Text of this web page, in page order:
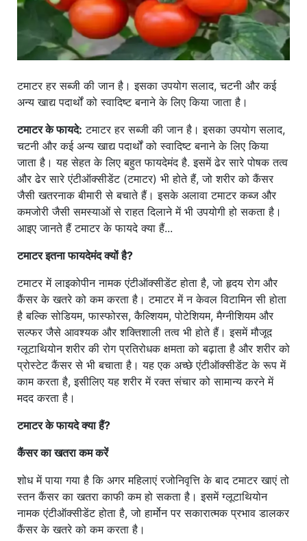
टमाटर हर सब्जी की जान है। इसका उपयोग सलाद, चटनी और कई
अन्य खाद्य पदार्थों को स्वादिष्ट बनाने के लिए किया जाता है।
टमाटर के फायदे: टमाटर हर सब्जी की जान है। इसका उपयोग सलाद,
चटनी और कई अन्य खाद्य पदार्थों को स्वादिष्ट बनाने के लिए किया
जाता है। यह सेहत के लिए बहुत फायदेमंद है. इसमें ढेर सारे पोषक तत्व
और ढेर सारे एंटीऑक्सीडेंट (टमाटर) भी होते हैं, जो शरीर को कैंसर
जैसी खतरनाक बीमारी से बचाते हैं। इसके अलावा टमाटर कब्ज और
कमजोरी जैसी समस्याओं से राहत दिलाने में भी उपयोगी हो सकता है।
आइए जानते हैं टमाटर के फायदे क्या हैं...
टमाटर इतना फायदेमंद क्यों है?
टमाटर में लाइकोपीन नामक एंटीऑक्सीडेंट होता है, जो हृदय रोग और
कैंसर के खतरे को कम करता है। टमाटर में न केवल विटामिन सी होता
है बल्कि सोडियम, फास्फोरस, कैल्शियम, पोटेशियम, मैग्नीशियम और
सल्फर जैसे आवश्यक और शक्तिशाली तत्व भी होते हैं। इसमें मौजूद
ग्लूटाथियोन शरीर की रोग प्रतिरोधक क्षमता को बढ़ाता है और शरीर को
प्रोस्टेट कैंसर से भी बचाता है। यह एक अच्छे एंटीऑक्सीडेंट के रूप में
काम करता है, इसीलिए यह शरीर में रक्त संचार को सामान्य करने में
मदद करता है।
टमाटर के फायदे क्या हैं?
कैंसर का खतरा कम करें
शोध में पाया गया है कि अगर महिलाएं रजोनिवृत्ति के बाद टमाटर खाएं तो
स्तन कैंसर का खतरा काफी कम हो सकता है। इसमें ग्लूटाथियोन
नामक एंटीऑक्सीडेंट होता है, जो हार्मोन पर सकारात्मक प्रभाव डालकर
कैंसर के खतरे को कम करता है।